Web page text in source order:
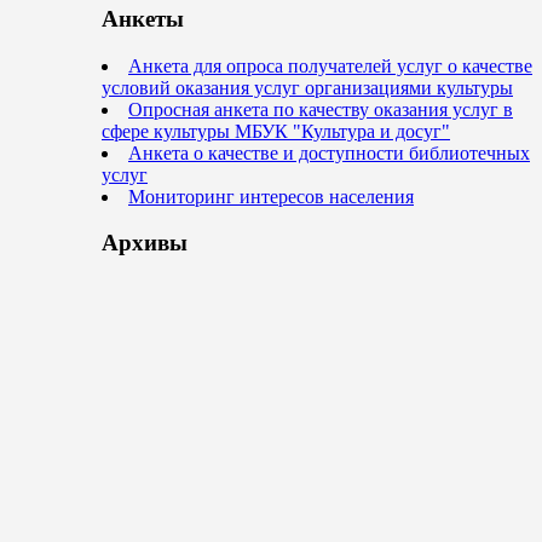
Анкеты
Анкета для опроса получателей услуг о качестве
условий оказания услуг организациями культуры
Опросная анкета по качеству оказания услуг в
сфере культуры МБУК "Культура и досуг"
Анкета о качестве и доступности библиотечных
услуг
Мониторинг интересов населения
Архивы